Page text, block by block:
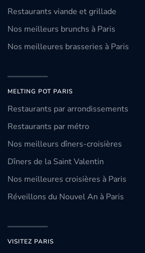
Restaurants viande et grillade
Nos meilleurs brunchs à Paris
Nos meilleures brasseries à Paris
MELTING POT PARIS
Restaurants par arrondissements
Restaurants par métro
Nos meilleurs dîners-croisières
Dîners de la Saint Valentin
Nos meilleures croisières à Paris
Réveillons du Nouvel An à Paris
VISITEZ PARIS